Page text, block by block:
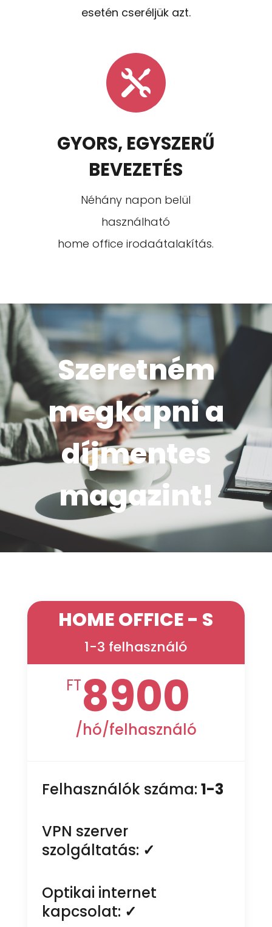
esetén cseréljük azt.

GYORS, EGYSZERŰ
BEVEZETÉS
Néhány napon belül
használható
home office irodaátalakítás.
Szeretném
megkapni a
díjmentes
magazint!
HOME OFFICE - S
1-3 felhasználó
FT8900
/hó/felhasználó
Felhasználók száma: 1-3
VPN szerver
szolgáltatás: ✓
Optikai internet
kapcsolat: ✓